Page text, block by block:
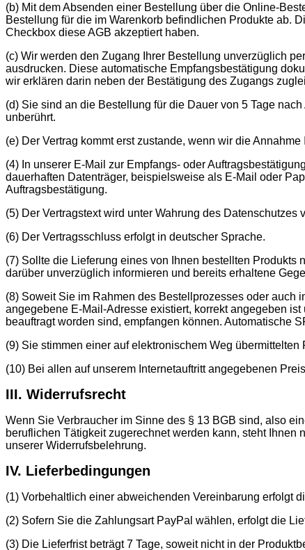
(b) Mit dem Absenden einer Bestellung über die Online-
Bestellung für die im Warenkorb befindlichen Produkte ab.
Checkbox diese AGB akzeptiert haben.
(c) Wir werden den Zugang Ihrer Bestellung unverzüglich
ausdrucken. Diese automatische Empfangsbestätigung
wir erklären darin neben der Bestätigung des Zugangs
(d) Sie sind an die Bestellung für die Dauer von 5 Tage
unberührt.
(e) Der Vertrag kommt erst zustande, wenn wir die
(4) In unserer E-Mail zur Empfangs- oder
dauerhaften Datenträger, beispielsweise als E-Mail oder
Auftragsbestätigung.
(5) Der Vertragstext wird unter Wahrung des
(6) Der Vertragsschluss erfolgt in deutscher Sprache.
(7) Sollte die Lieferung eines von Ihnen bestellten
darüber unverzüglich informieren und bereits erhaltene
(8) Soweit Sie im Rahmen des Bestellprozesses oder auch
angegebene E-Mail-Adresse existiert, korrekt angegeben
beauftragt worden sind, empfangen können. Automatische
(9) Sie stimmen einer auf elektronischem Weg übermittelten
(10) Bei allen auf unserem Internetauftritt angegebenen
III. Widerrufsrecht
Wenn Sie Verbraucher im Sinne des § 13 BGB sind, also
beruflichen Tätigkeit zugerechnet werden kann, steht
unserer Widerrufsbelehrung.
IV. Lieferbedingungen
(1) Vorbehaltlich einer abweichenden Vereinbarung erfolgt
(2) Sofern Sie die Zahlungsart PayPal wählen, erfolgt die
(3) Die Lieferfrist beträgt 7 Tage, soweit nicht in der